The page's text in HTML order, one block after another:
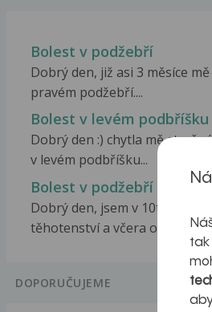
Bolest v podžebří
Dobrý den, již asi 3 měsíce
pravém podžebří....
Bolest v levém podbříšku
Dobrý den :) chytla mě
v levém podbříšku...
Bolest v podžebří po
Dobrý den, jsem v 10týdnu
těhotenství a včera
DOPORUČUJEME
tak